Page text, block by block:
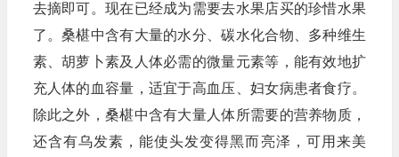
去摘即可。现在已经成为需要去水果店买的珍惜水果
了。桑椹中含有大量的水分、碳水化合物、多种维生
素、胡萝卜素及人体必需的微量元素等，能有效地扩
充人体的血容量，适宜于高血压、妇女病患者食疗。
除此之外，桑椹中含有大量人体所需要的营养物质，
还含有乌发素，能使头发变得黑而亮泽，可用来美